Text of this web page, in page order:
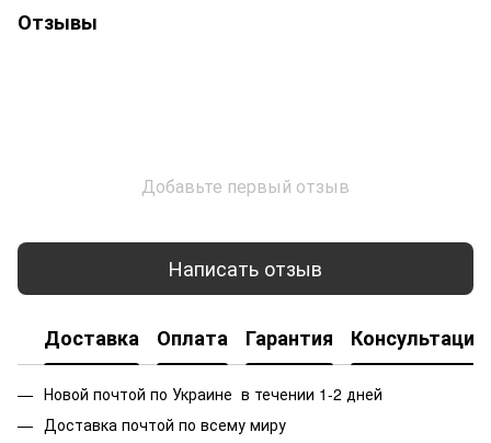
Отзывы
Добавьте первый отзыв
Написать отзыв
Доставка Оплата Гарантия Консультация
Новой почтой по Украине в течении 1-2 дней
Доставка почтой по всему миру